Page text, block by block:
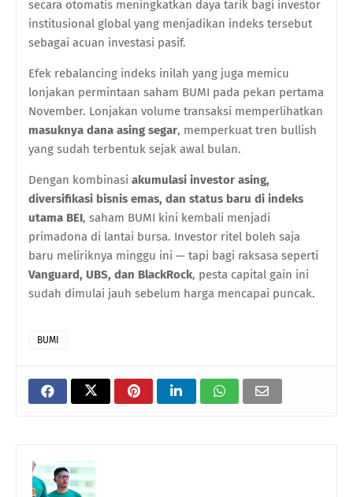
secara otomatis meningkatkan daya tarik bagi investor
institusional global yang menjadikan indeks tersebut
sebagai acuan investasi pasif.
Efek rebalancing indeks inilah yang juga memicu
lonjakan permintaan saham BUMI pada pekan pertama
November. Lonjakan volume transaksi memperlihatkan
masuknya dana asing segar, memperkuat tren bullish
yang sudah terbentuk sejak awal bulan.
Dengan kombinasi akumulasi investor asing,
diversifikasi bisnis emas, dan status baru di indeks
utama BEI, saham BUMI kini kembali menjadi
primadona di lantai bursa. Investor ritel boleh saja
baru meliriknya minggu ini — tapi bagi raksasa seperti
Vanguard, UBS, dan BlackRock, pesta capital gain ini
sudah dimulai jauh sebelum harga mencapai puncak.
BUMI